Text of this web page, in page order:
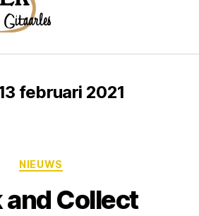
februari 2021
NIEUWS
and Collect